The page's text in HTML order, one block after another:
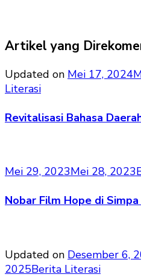
Artikel yang
Updated on Mei 17, 2024
Literasi
Revitalisasi Bahasa
Mei 29, 2023Mei 28, 2023
Nobar Film Hope di
Updated on Desember 6,
2025Berita Literasi